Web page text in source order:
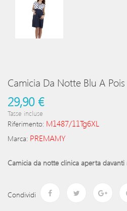
Camicia Da Notte Blu A Pois
29,90 €
Tasse incluse
Riferimento: M1487/11Tg6XL
Marca: PREMAMY
Camicia da notte clinica aperta
Condividi